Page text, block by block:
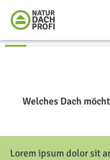
Welches Dach
Lorem ipsum dolor sit